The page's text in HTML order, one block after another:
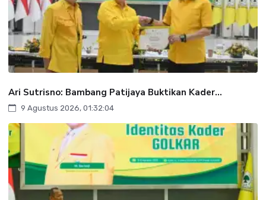
Ari Sutrisno: Bambang Patijaya Buktikan Kader...
9 Agustus 2026, 01:32:04